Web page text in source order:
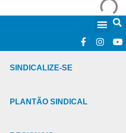
SINDICALIZE-SE
PLANTÃO SINDICAL